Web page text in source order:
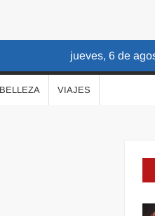
jueves, 6 de
VIAJES